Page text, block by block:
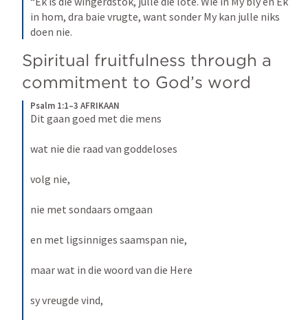
in hom, dra baie vrugte, want sonder My kan julle niks
doen nie.
Spiritual fruitfulness through a
commitment to God’s word
Psalm 1:1–3 AFRIKAAN
Dit gaan goed met die mens
wat nie die raad van goddeloses
volg nie,
nie met sondaars omgaan
en met ligsinniges saamspan nie,
maar wat in die woord van die Here
sy vreugde vind,